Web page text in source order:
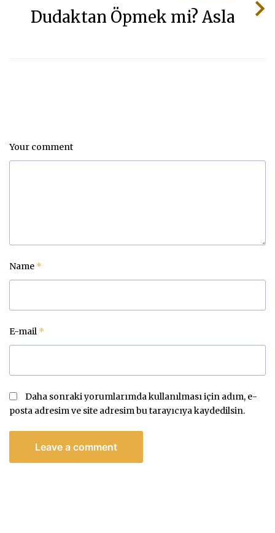
Dudaktan Öpmek mi? Asla
Your comment
Name *
E-mail *
Daha sonraki yorumlarımda kullanılması için adım, e-
posta adresim ve site adresim bu tarayıcıya kaydedilsin.